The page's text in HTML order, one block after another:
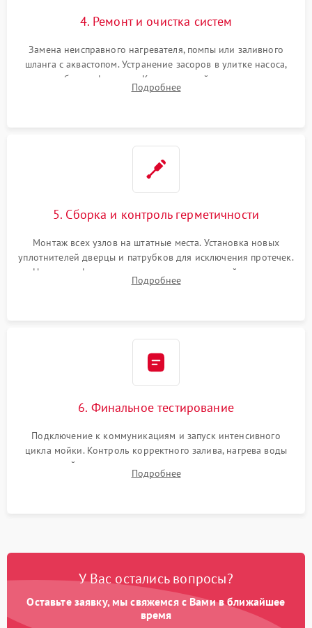
4. Ремонт и очистка систем
Замена неисправного нагревателя, помпы или заливного
шланга с аквастопом. Устранение засоров в улитке насоса,
патрубках и фильтрах. Компонентный ремонт платы
управления, восстановление поврежденной проводки.
Подробнее
5. Сборка и контроль герметичности
Монтаж всех узлов на штатные места. Установка новых
уплотнителей дверцы и патрубков для исключения протечек.
Надежная фиксация хомутов гидравлической системы,
сборка корпуса и установка датчика поплавка.
Подробнее
6. Финальное тестирование
Подключение к коммуникациям и запуск интенсивного
цикла мойки. Контроль корректного залива, нагрева воды
до нужной температуры, отсутствия посторонних шумов,
штатного слива и абсолютной сухости в поддоне.
Подробнее
У Вас остались вопросы?
Оставьте заявку, мы свяжемся с Вами в ближайшее
время